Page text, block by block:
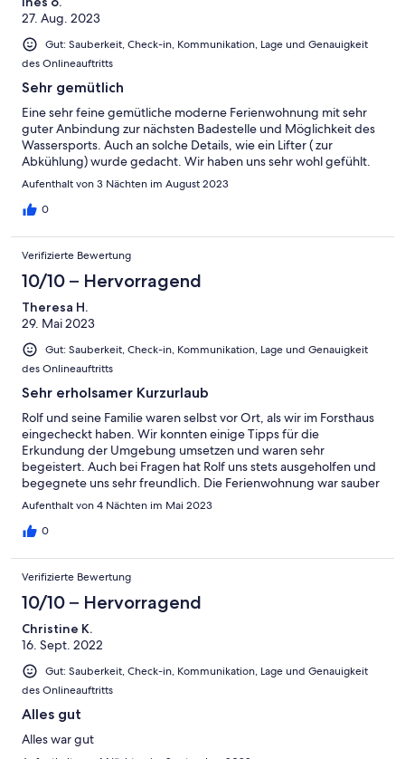
27. Aug. 2023
Gut: Sauberkeit, Check-in, Kommunikation, Lage und Genauigkeit
des Onlineauftritts
Sehr gemütlich
Eine sehr feine gemütliche moderne Ferienwohnung mit sehr
guter Anbindung zur nächsten Badestelle und Möglichkeit des
Wassersports. Auch an solche Details, wie ein Lifter ( zur
Abkühlung) wurde gedacht. Wir haben uns sehr wohl gefühlt.
Aufenthalt von 3 Nächten im August 2023
0
Verifizierte Bewertung
10/10 – Hervorragend
Theresa H.
29. Mai 2023
Gut: Sauberkeit, Check-in, Kommunikation, Lage und Genauigkeit
des Onlineauftritts
Sehr erholsamer Kurzurlaub
Rolf und seine Familie waren selbst vor Ort, als wir im Forsthaus
eingecheckt haben. Wir konnten einige Tipps für die
Erkundung der Umgebung umsetzen und waren sehr
begeistert. Auch bei Fragen hat Rolf uns stets ausgeholfen und
begegnete uns sehr freundlich. Die Ferienwohnung war sauber
und für unsere Zwecke mehr als ausreichend. Wir kommen
Aufenthalt von 4 Nächten im Mai 2023
0
Verifizierte Bewertung
10/10 – Hervorragend
Christine K.
16. Sept. 2022
Gut: Sauberkeit, Check-in, Kommunikation, Lage und Genauigkeit
des Onlineauftritts
Alles gut
Alles war gut